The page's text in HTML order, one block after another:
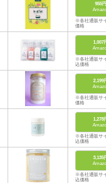
955円
※各社通販サ
価格
1,007
※各社通販サ
込価格
2,199
※各社通販サ
価格
1,278
※各社通販サ
込価格
3,135
※各社通販サ
込価格